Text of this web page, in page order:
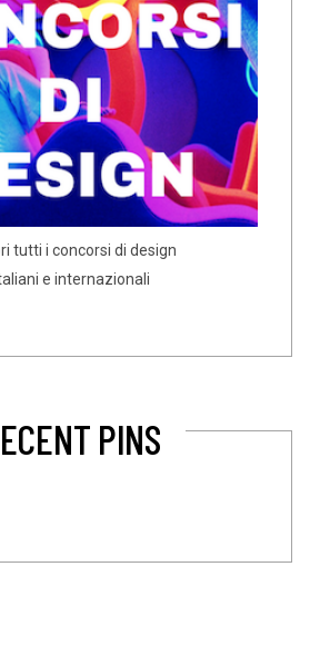
tutti i concorsi di design
e internazionali
PINS